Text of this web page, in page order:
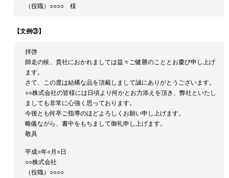
（役職）○○○○ 様
【文例③】
拝啓
師走の候、貴社におかれましては益々ご健勝のこととお慶び申し上げ
ます。
さて、この度は結構な品を頂戴しまして誠にありがとうございます。
○○株式会社の皆様には日頃より何かとお力添えを頂き、弊社といたし
ましても非常に心強く思っております。
今後とも何卒ご指導のほどよろしくお願い申し上げます。
略儀ながら、書中をもちまして御礼申し上げます。
敬具
平成○年○月○日
○○株式会社
（役職）○○○○